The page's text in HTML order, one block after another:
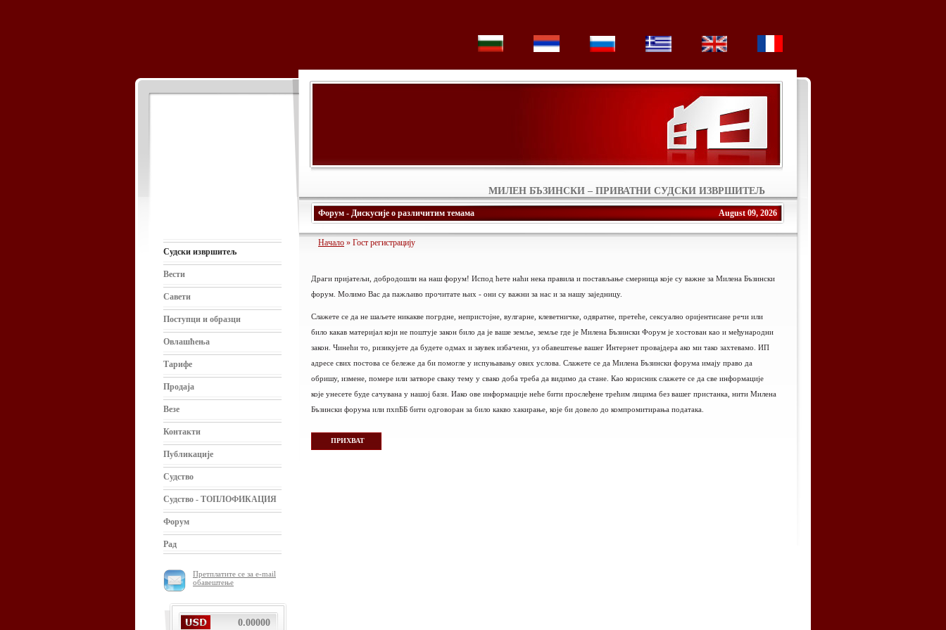
МИЛЕН БЪЗИНСКИ – ПРИВАТНИ СУДСКИ ИЗВРШИТЕЉ
Судски извршитељ
Вести
Савети
Поступци и образци
Овлашћења
Тарифе
Продаја
Везе
Контакти
Публикације
Судство
Судство - ТОПЛОФИКАЦИЯ
Форум
Рад
Претплатите се за e-mail
обавештење
0.00000
Форум - Дискусије о различитим темама August 09, 2026
Начало » Гост регистрацију
Драги пријатељи, добродошли на наш форум! Испод ћете наћи нека правила и постављање смерница које су важне за Милена Бъзински
форум. Молимо Вас да пажљиво прочитате њих - они су важни за нас и за нашу заједницу.
Слажете се да не шаљете никакве погрдне, непристојне, вулгарне, клеветничке, одвратне, претеће, сексуално оријентисане речи или
било какав материјал који не поштује закон било да је ваше земље, земље где је Милена Бъзински Форум је хостован као и међународни
закон. Чинећи то, ризикујете да будете одмах и заувек избачени, уз обавештење вашег Интернет провајдера ако ми тако захтевамо. ИП
адресе свих постова се бележе да би помогле у испуњавању ових услова. Слажете се да Милена Бъзински форума имају право да
обришу, измене, помере или затворе сваку тему у свако доба треба да видимо да стане. Као корисник слажете се да све информације
које унесете буде сачувана у нашој бази. Иако ове информације неће бити прослеђене трећим лицима без вашег пристанка, нити Милена
Бъзински форума или пхпББ бити одговоран за било какво хакирање, које би довело до компромитирања података.